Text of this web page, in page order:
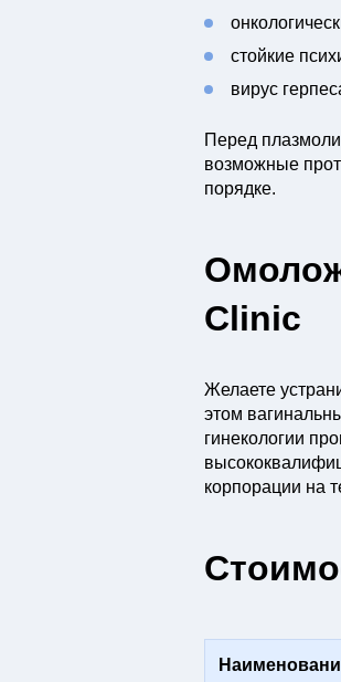
стойкие
вирус
Перед
возможные
порядке.
Clinic
Желаете
этом
гинекологии
корпорации на